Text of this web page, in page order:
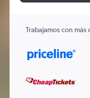
Trabajamos con más